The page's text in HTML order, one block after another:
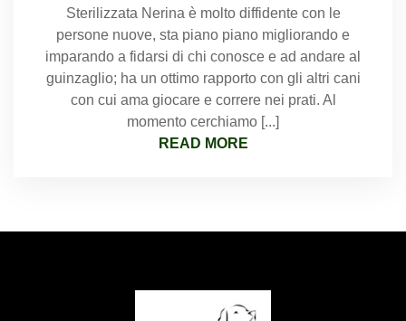
Sterilizzata Nerina è molto diffidente con le
persone nuove, sta piano piano migliorando e
imparando a fidarsi di chi conosce e ad andare al
guinzaglio; ha un ottimo rapporto con gli altri cani
con cui ama giocare e correre nei prati. Al
momento cerchiamo [...]
READ MORE